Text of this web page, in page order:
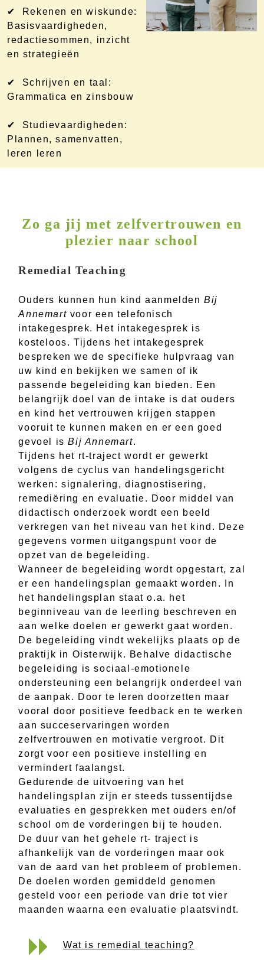
✔ Rekenen en wiskunde:
Basisvaardigheden,
redactiesommen, inzicht
en strategieën
✔ Schrijven en taal:
Grammatica en zinsbouw
✔ Studievaardigheden:
Plannen, samenvatten,
leren leren
Zo ga jij met zelfvertrouwen en
plezier naar school
Remedial Teaching
Ouders kunnen hun kind aanmeldenBij
Annemart voor een telefonisch
intakegesprek. Het intakegesprek is
kosteloos. Tijdens het intakegesprek
bespreken we de specifieke hulpvraag van
uw kind en bekijken we samen of ik
passende begeleiding kan bieden. Een
belangrijk doel van de intake is dat ouders
en kind het vertrouwen krijgen stappen
vooruit te kunnen maken en er een goed
gevoel isBij Annemart.
Tijdens het rt-traject wordt er gewerkt
volgens de cyclus van handelingsgericht
werken: signalering, diagnostisering,
remediëring en evaluatie. Door middel van
didactisch onderzoek wordt een beeld
verkregen van het niveau van het kind. Deze
gegevens vormen uitgangspunt voor de
opzet van de begeleiding.
Wanneer de begeleiding wordt opgestart, zal
er een handelingsplan gemaakt worden. In
het handelingsplan staat o.a. het
beginniveau van de leerling beschreven en
aan welke doelen er gewerkt gaat worden.
De begeleiding vindt wekelijks plaats op de
praktijk in Oisterwijk. Behalve didactische
begeleiding is sociaal-emotionele
ondersteuning een belangrijk onderdeel van
de aanpak. Door te leren doorzetten maar
vooral door positieve feedback en te werken
aan succeservaringen worden
zelfvertrouwen en motivatie vergroot. Dit
zorgt voor een positieve instelling en
vermindert faalangst.
Gedurende de uitvoering van het
handelingsplan zijn er steeds tussentijdse
evaluaties en gesprekken met ouders en/of
school om de vorderingen bij te houden.
De duur van het gehele rt- traject is
afhankelijk van de vorderingen maar ook
van de aard van het probleem of problemen.
De doelen worden gemiddeld genomen
gesteld voor een periode van drie tot vier
maanden waarna een evaluatie plaatsvindt.
Wat is remedial teaching?